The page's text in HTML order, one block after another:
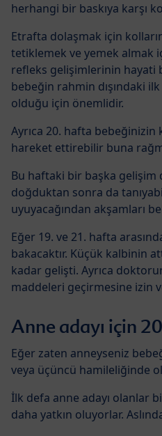
herhangi bir baskıya karşı
Etrafta dolaşmak için
tetiklemek ve yemek almak
refleks gelişimlerinin hayati
bebeğin rahmin dışındaki
olduğu için önemlidir.
Ayrıca 20. hafta bebeğinizin
hareket ettirebilir buna
Bu haftaki bir başka gelişim
doğduktan sonra da
uyuyacağından akşamları
Eğer 19. ve 21. hafta
bakacaktır. Küçük kalbinin
kadar gelişti. Ayrıca
maddeleri geçirmesine izin
Anne adayı için
Eğer zaten anneyseniz
veya üçüncü hamileliğinde
İlk defa anne adayı olanlar
daha yatkın oluyorlar.